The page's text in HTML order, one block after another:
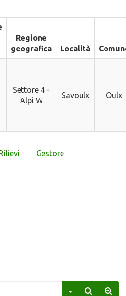
Regione
geografica
Località
Settore 4 -
Alpi W
Savoulx Oulx
Rilievi Gestore